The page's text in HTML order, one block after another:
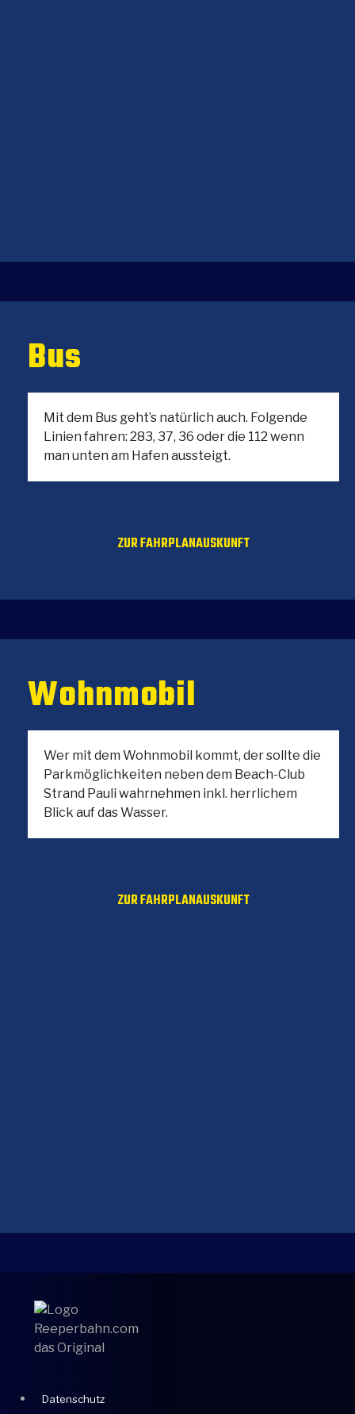
Bus
Mit dem Bus geht’s natürlich auch. Folgende
Linien fahren: 283, 37, 36 oder die 112 wenn
man unten am Hafen aussteigt.
ZUR FAHRPLANAUSKUNFT
Wohnmobil
Wer mit dem Wohnmobil kommt, der sollte die
Parkmöglichkeiten neben dem Beach-Club
Strand Pauli wahrnehmen inkl. herrlichem
Blick auf das Wasser.
ZUR FAHRPLANAUSKUNFT
Datenschutz